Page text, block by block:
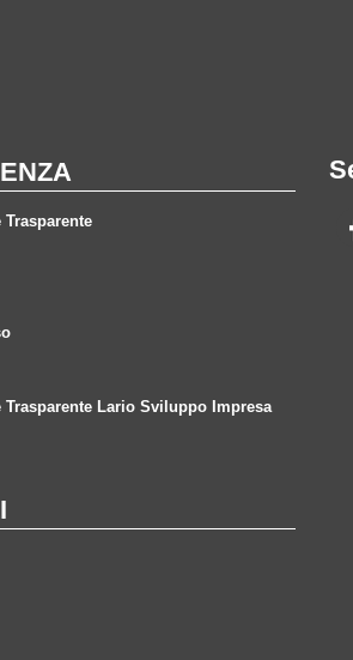
Lario Sviluppo Impresa